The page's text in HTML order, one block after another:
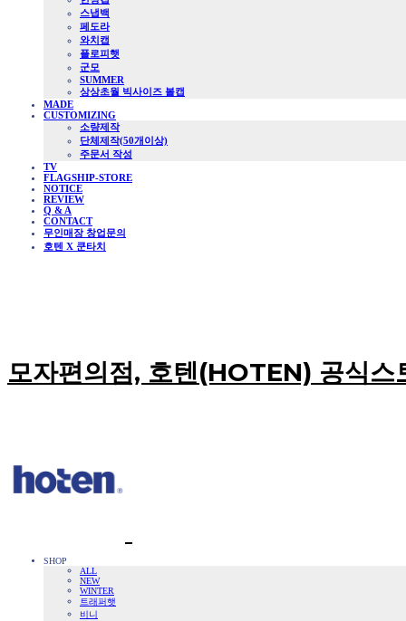
스냅백
페도라
와치캡
플로피햇
군모
SUMMER
상상초월 빅사이즈 볼캡
MADE
CUSTOMIZING
소량제작
단체제작(50개이상)
주문서 작성
TV
FLAGSHIP-STORE
NOTICE
REVIEW
Q & A
CONTACT
무인매장 창업문의
호텐 X 쿤타치
모자편의점, 호텐(HOTEN) 공식스
SHOP
ALL
NEW
WINTER
트래퍼햇
비니